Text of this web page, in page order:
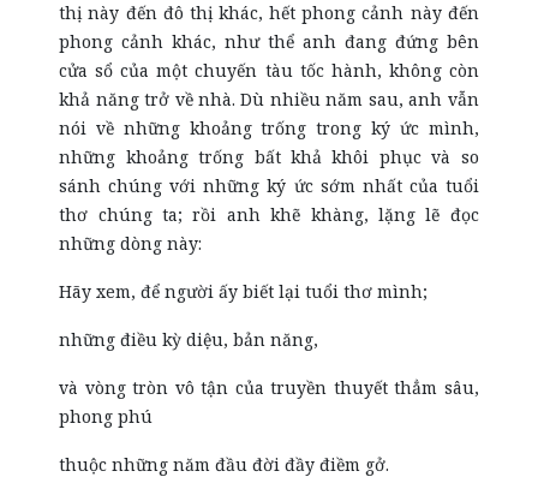
thị này đến đô thị khác, hết phong cảnh này đến
phong cảnh khác, như thể anh đang đứng bên
cửa sổ của một chuyến tàu tốc hành, không còn
khả năng trở về nhà. Dù nhiều năm sau, anh vẫn
nói về những khoảng trống trong ký ức mình,
những khoảng trống bất khả khôi phục và so
sánh chúng với những ký ức sớm nhất của tuổi
thơ chúng ta; rồi anh khẽ khàng, lặng lẽ đọc
những dòng này:
Hãy xem, để người ấy biết lại tuổi thơ mình;
những điều kỳ diệu, bản năng,
và vòng tròn vô tận của truyền thuyết thẳm sâu,
phong phú
thuộc những năm đầu đời đầy điềm gở.